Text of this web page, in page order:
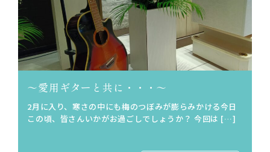
～愛用ギターと共に・・・～
2月に入り、寒さの中にも梅のつぼみが膨らみかける今日
この頃、皆さんいかがお過ごしでしょうか？ 今回は […]